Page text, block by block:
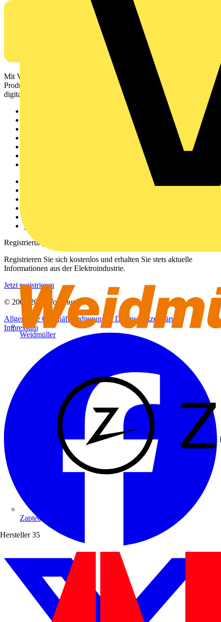
Weidmüller
Zaptec
Hersteller 35
Mit Voltimum erhalten Elektrofachkräfte Zugang zu Branchennews,
Produktinformationen, Schulungen und Tools – alles auf einer
digitalen Plattform und Community.
voltimum.com
Registrierung
Registrieren Sie sich kostenlos und erhalten Sie stets aktuelle
Informationen aus der Elektroindustrie.
Jetzt registrieren
© 2002-
2026
Voltimum
Allgemeine GeschäftsbedingungenDatenschutzerklärung
Impressum